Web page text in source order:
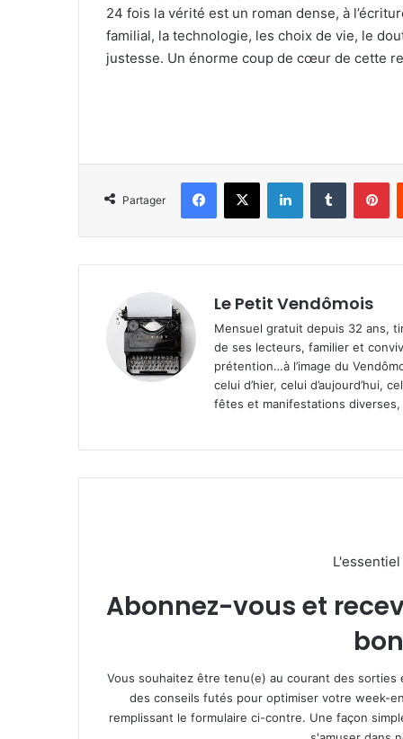
24 fois la vérité est un roman dense, à
familial, la technologie, les choix de vie, le
justesse. Un énorme coup de cœur de cette
Partager
Le Petit Vendômois
Mensuel gratuit depuis 32 ans,
de ses lecteurs, familier et
prétention…à l’image du
celui d’hier, celui d’aujourd’hui,
fêtes et manifestations
Abonnez-vous et
Vous souhaitez être tenu(e) au courant des
des conseils futés pour optimiser votre week-
remplissant le formulaire ci-contre. Une façon